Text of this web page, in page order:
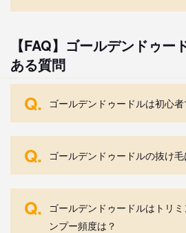
【FAQ】ゴールデンドゥー
ある質問
Q. ゴールデンドゥードルは初心
Q. ゴールデンドゥードルの抜け毛
Q.
ゴールデンドゥードルはトリ
ンプー頻度は？